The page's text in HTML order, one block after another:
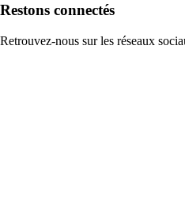
Restons connectés
Retrouvez-nous sur les réseaux